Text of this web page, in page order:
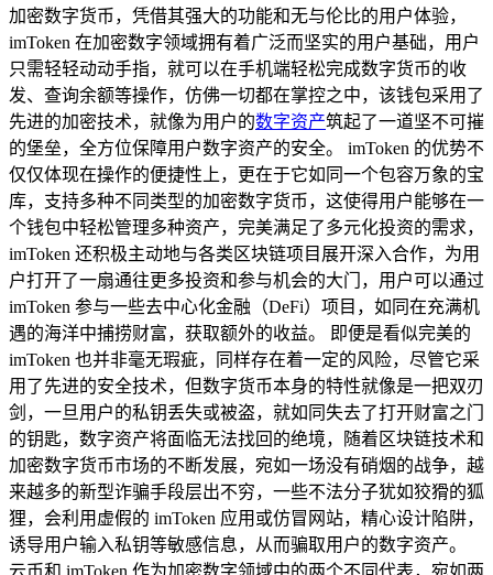
加密数字货币，凭借其强大的功能和无与伦比的用户体验，
imToken 在加密数字领域拥有着广泛而坚实的用户基础，用户
只需轻轻动动手指，就可以在手机端轻松完成数字货币的收
发、查询余额等操作，仿佛一切都在掌控之中，该钱包采用了
先进的加密技术，就像为用户的数字资产筑起了一道坚不可摧
的堡垒，全方位保障用户数字资产的安全。 imToken 的优势不
仅仅体现在操作的便捷性上，更在于它如同一个包容万象的宝
库，支持多种不同类型的加密数字货币，这使得用户能够在一
个钱包中轻松管理多种资产，完美满足了多元化投资的需求，
imToken 还积极主动地与各类区块链项目展开深入合作，为用
户打开了一扇通往更多投资和参与机会的大门，用户可以通过
imToken 参与一些去中心化金融（DeFi）项目，如同在充满机
遇的海洋中捕捞财富，获取额外的收益。 即便是看似完美的
imToken 也并非毫无瑕疵，同样存在着一定的风险，尽管它采
用了先进的安全技术，但数字货币本身的特性就像是一把双刃
剑，一旦用户的私钥丢失或被盗，就如同失去了打开财富之门
的钥匙，数字资产将面临无法找回的绝境，随着区块链技术和
加密数字货币市场的不断发展，宛如一场没有硝烟的战争，越
来越多的新型诈骗手段层出不穷，一些不法分子犹如狡猾的狐
狸，会利用虚假的 imToken 应用或仿冒网站，精心设计陷阱，
诱导用户输入私钥等敏感信息，从而骗取用户的数字资产。
云币和 imToken 作为加密数字领域中的两个不同代表，宛如两